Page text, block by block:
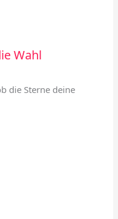
Wahl
die Sterne deine